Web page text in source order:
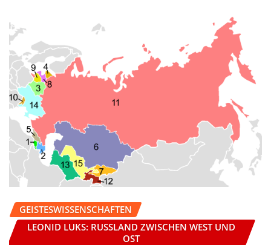
GEISTESWISSENSCHAFTEN
LEONID LUKS: RUSSLAND ZWISCHEN WEST UND
OST